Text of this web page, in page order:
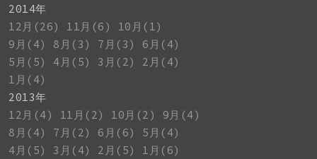
2014年
12月(26)
11月(6)
10月(1)
9月(4)
8月(3) 7月(3)
6月(4)
5月(5)
4月(5) 3月(2)
2月(4)
1月(4)
2013年
12月(4)
11月(2) 10月(2)
9月(4)
8月(4)
7月(2) 6月(6)
5月(4)
4月(5)
3月(4) 2月(5)
1月(6)